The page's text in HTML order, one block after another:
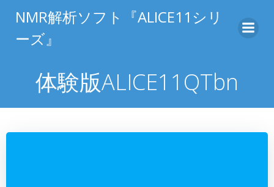
ン
へ
ス
キ
NMR解析ソフト『ALICE11シリ
ーズ』
体験版ALICE11QTbn